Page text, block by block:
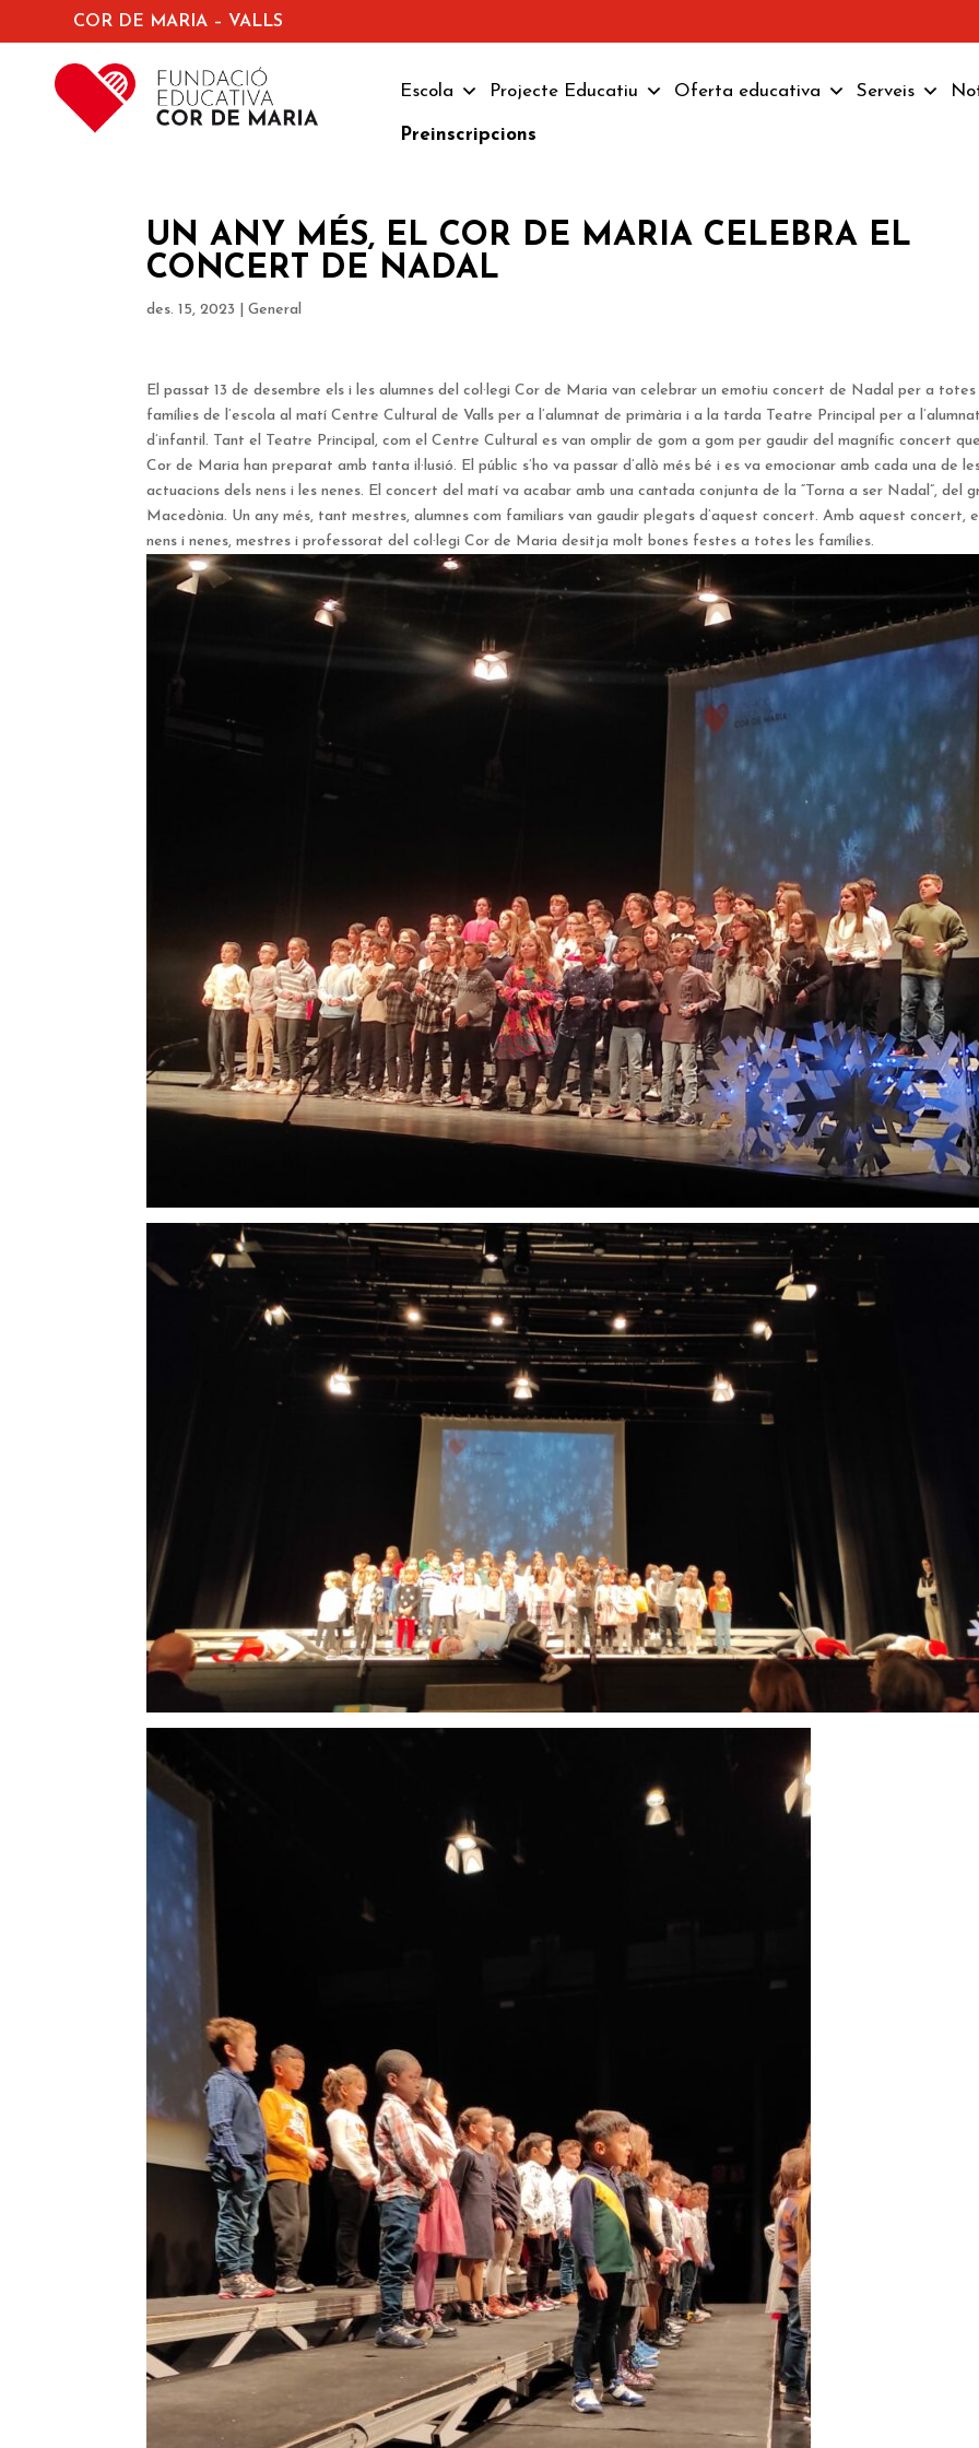
COR DE MARIA – VALLS
Escola Projecte Educatiu Oferta educativa Serveis
Preinscripcions
UN ANY MÉS, EL COR DE MARIA CELEBRA EL
CONCERT DE NADAL
des. 15, 2023 |General
El passat 13 de desembre els i les alumnes del col·legi Cor de Maria van celebrar un emotiu concert de Nadal per a totes
famílies de l’escola al matí Centre Cultural de Valls per a l’alumnat de primària i a la tarda Teatre Principal per a
d’infantil. Tant el Teatre Principal, com el Centre Cultural es van omplir de gom a gom per gaudir del magnífic concert
Cor de Maria han preparat amb tanta il·lusió. El públic s’ho va passar d’allò més bé i es va emocionar amb cada una de
actuacions dels nens i les nenes. El concert del matí va acabar amb una cantada conjunta de la “Torna a ser Nadal”, del
Macedònia. Un any més, tant mestres, alumnes com familiars van gaudir plegats d’aquest concert. Amb aquest concert,
nens i nenes, mestres i professorat del col·legi Cor de Maria desitja molt bones festes a totes les famílies.